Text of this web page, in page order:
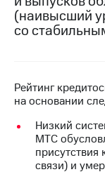
спикера
(наивысший
со
Рейтинг
на основании
Низкий
МТС
присутствия
связи) и